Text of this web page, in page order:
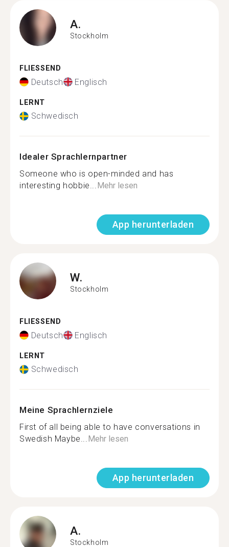
A.
Stockholm
FLIESSEND
Deutsch Englisch
LERNT
Schwedisch
Idealer Sprachlernpartner
Someone who is open-minded and has
interesting hobbie...Mehr lesen
App herunterladen
W.
Stockholm
FLIESSEND
Deutsch Englisch
LERNT
Schwedisch
Meine Sprachlernziele
First of all being able to have conversations in
Swedish Maybe...Mehr lesen
App herunterladen
A.
Stockholm